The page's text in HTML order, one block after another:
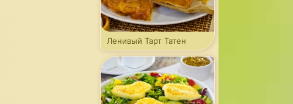
Ленивый Тарт Татен